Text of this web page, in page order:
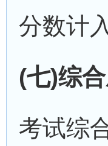
分数计
(七)综
考试综